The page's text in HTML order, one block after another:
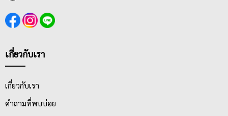
เกี่ยวกับเรา
เกี่ยวกับเรา
คำถามที่พบบ่อย